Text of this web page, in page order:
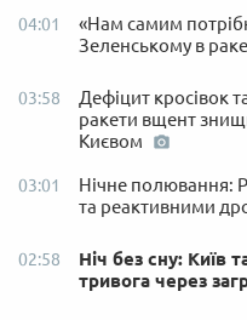
04:01
«Нам самим
Зеленському в
03:58
Дефіцит кросівок
ракети вщент
Києвом
03:01
Нічне полювання:
та реактивними
02:58
Ніч без сну: Київ
тривога через